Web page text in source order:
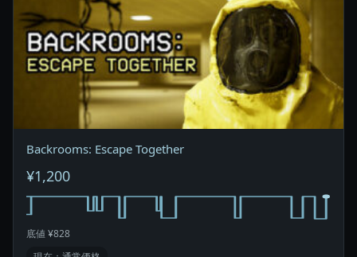
Backrooms: Escape Together
¥1,200
底値 ¥828